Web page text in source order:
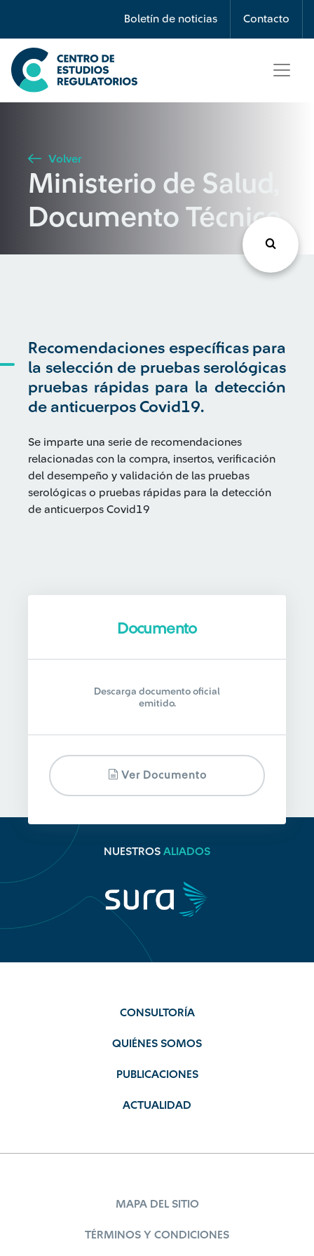
Boletín de noticias Contacto
Búsqueda
Seleccione país
Buscar
Volver
Ministerio de Salud,
Documento Técnico
Recomendaciones específicas para
la selección de pruebas serológicas
pruebas rápidas para la detección
de anticuerpos Covid19.
Se imparte una serie de recomendaciones
relacionadas con la compra, insertos, verificación
del desempeño y validación de las pruebas
serológicas o pruebas rápidas para la detección
de anticuerpos Covid19
Documento
Descarga documento oficial
emitido.
Ver Documento
NUESTROS ALIADOS
CONSULTORÍA
QUIÉNES SOMOS
PUBLICACIONES
ACTUALIDAD
MAPA DEL SITIO
TÉRMINOS Y CONDICIONES